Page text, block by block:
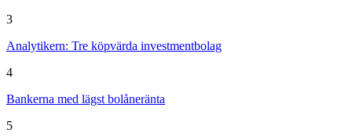
3
Analytikern: Tre köpvärda investmentbolag
4
Bankerna med lägst bolåneränta
5